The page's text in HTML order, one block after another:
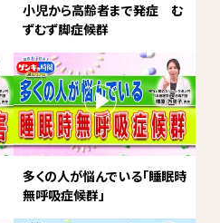
小児から高齢者まで発症 む
ずむず脚症候群
多くの人が悩んでいる「睡眠時
無呼吸症候群」